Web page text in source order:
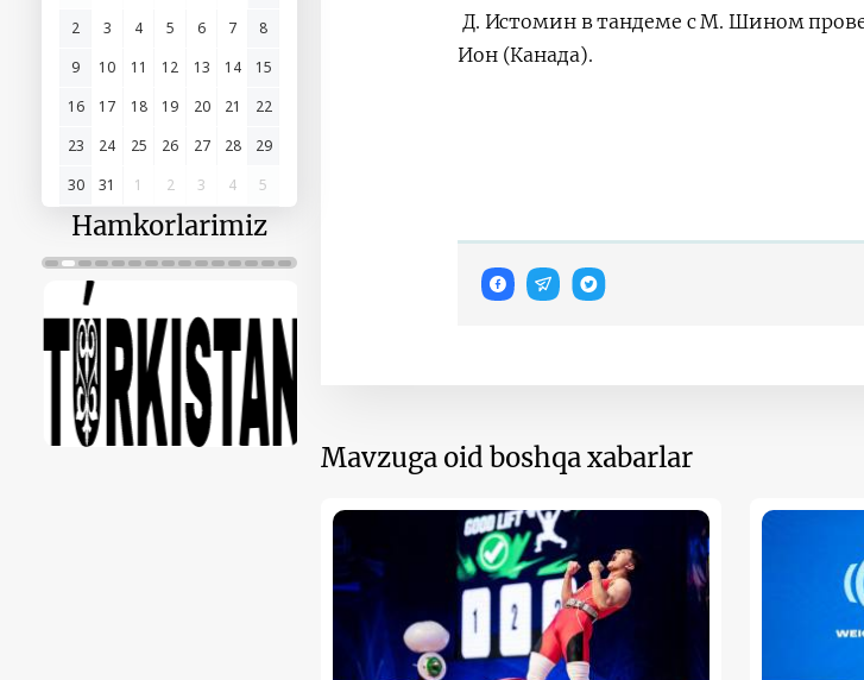
2
3 4 5 6 7
8
9
10 11 12 13 14
15
16
17 18 19 20 21
22
23
24 25 26 27 28
29
30
31 1 2 3 4 5
Hamkorlarimiz
Д. Истомин в тандеме с М. Шином
Ион (Канада).
Mavzuga oid boshqa xabarlar